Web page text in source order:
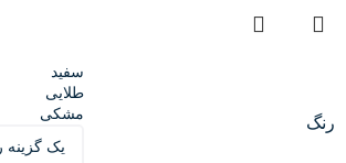
رنگ
سفید
طلایی
مشکی